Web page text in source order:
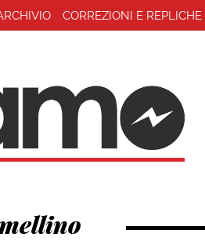
CORREZIONI E REPLICHE